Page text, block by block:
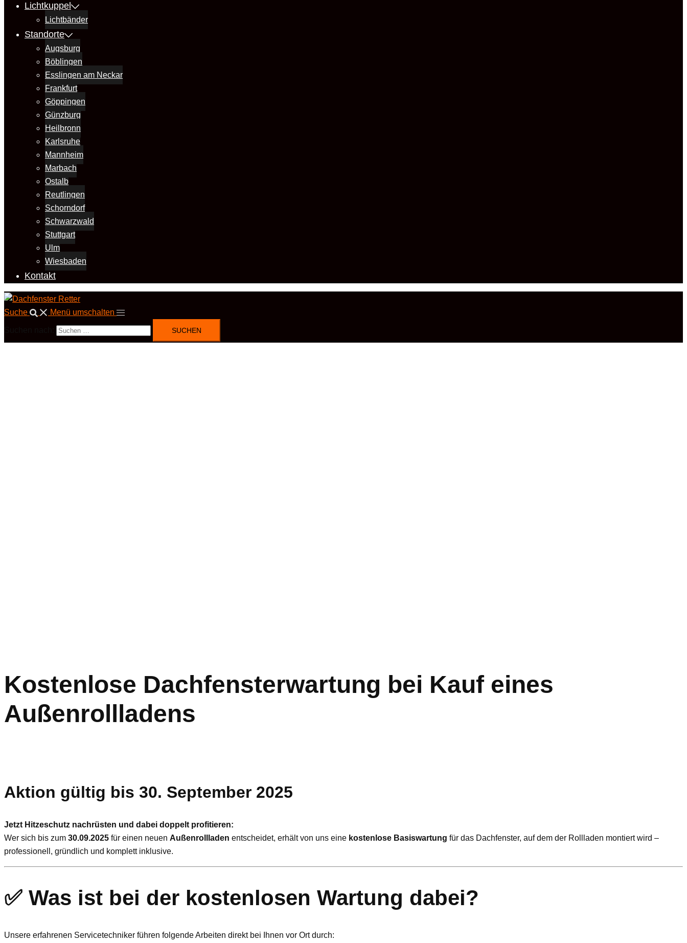
Lichtkuppel
Lichtbänder
Standorte
Augsburg
Böblingen
Esslingen am Neckar
Frankfurt
Göppingen
Günzburg
Heilbronn
Karlsruhe
Mannheim
Marbach
Ostalb
Reutlingen
Schorndorf
Schwarzwald
Stuttgart
Ulm
Wiesbaden
Kontakt
Suche Menü umschalten
Kostenlose Dachfensterwartung bei Kauf eines
Außenrollladens
Aktion gültig bis 30. September 2025
Jetzt Hitzeschutz nachrüsten und dabei doppelt profitieren:
Wer sich bis zum 30.09.2025 für einen neuen Außenrollladen entscheidet, erhält von uns eine kostenlose Basiswartung für das Dachfenster, auf dem der Rollladen montiert wird –
professionell, gründlich und komplett inklusive.
✅ Was ist bei der kostenlosen Wartung dabei?
Unsere erfahrenen Servicetechniker führen folgende Arbeiten direkt bei Ihnen vor Ort durch: